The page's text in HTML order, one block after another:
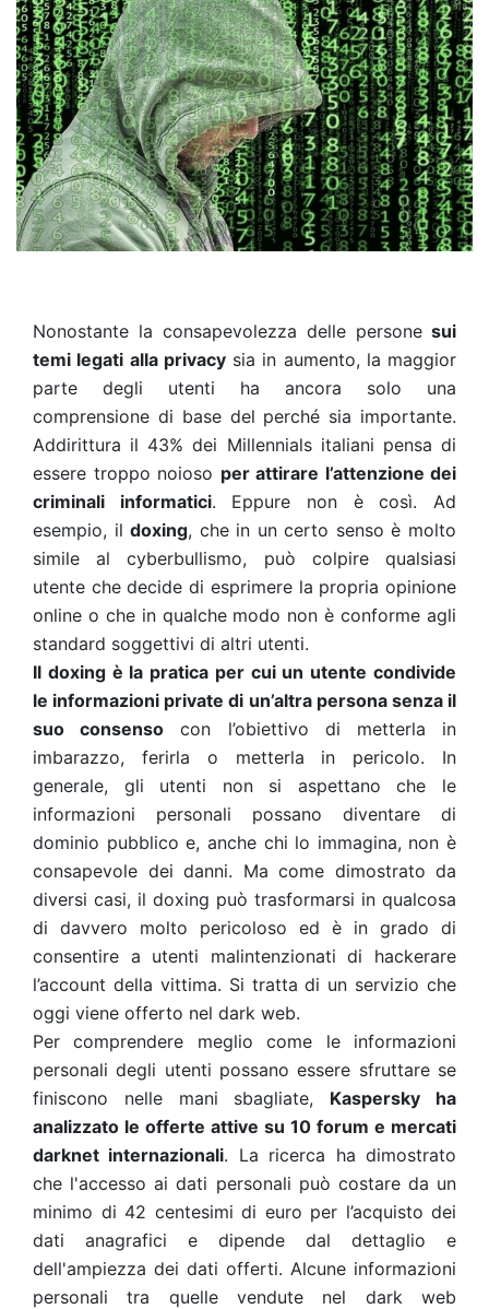
Nonostante la consapevolezza delle persone sui
temi legati alla privacysia in aumento, la maggior
parte degli utenti ha ancora solo una
comprensione di base del perché sia importante.
Addirittura il 43% dei Millennials italiani pensa di
essere troppo noioso per attirare l’attenzione dei
criminali informatici. Eppure non è così. Ad
esempio, ildoxing, che in un certo senso è molto
simile al cyberbullismo, può colpire qualsiasi
utente che decide di esprimere la propria opinione
online o che in qualche modo non è conforme agli
standard soggettivi di altri utenti.
Il doxing è la pratica per cui un utente condivide
le informazioni private di un’altra persona senza il
suo consenso con l’obiettivo di metterla in
imbarazzo, ferirla o metterla in pericolo. In
generale, gli utenti non si aspettano che le
informazioni personali possano diventare di
dominio pubblico e, anche chi lo immagina, non è
consapevole dei danni. Ma come dimostrato da
diversi casi, il doxing può trasformarsi in qualcosa
di davvero molto pericoloso ed è in grado di
consentire a utenti malintenzionati di hackerare
l’account della vittima. Si tratta di un servizio che
oggi viene offerto nel dark web.
Per comprendere meglio come le informazioni
personali degli utenti possano essere sfruttare se
finiscono nelle mani sbagliate, Kaspersky ha
analizzato le offerte attive su 10 forum e mercati
darknet internazionali. La ricerca ha dimostrato
che l'accesso ai dati personali può costare da un
minimo di 42 centesimi di euro per l’acquisto dei
dati anagrafici e dipende dal dettaglio e
dell'ampiezza dei dati offerti. Alcune informazioni
personali tra quelle vendute nel dark web